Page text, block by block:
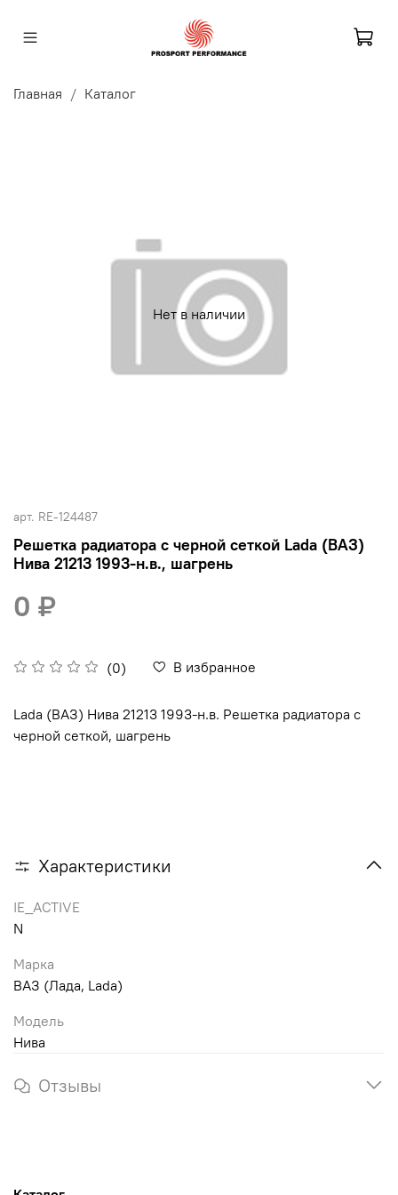
Главная Каталог
Нет в наличии
арт. RE-124487
Решетка радиатора с черной сеткой Lada (ВАЗ)
Нива 21213 1993-н.в., шагрень
(0) В избранное
0 ₽
Lada (ВАЗ) Нива 21213 1993-н.в. Решетка радиатора с
черной сеткой, шагрень
Характеристики
IE_ACTIVE
N
Марка
ВАЗ (Лада, Lada)
Модель
Нива
Отзывы